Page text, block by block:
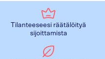
Tilanteeseesi räätälöityä
sijoittamista